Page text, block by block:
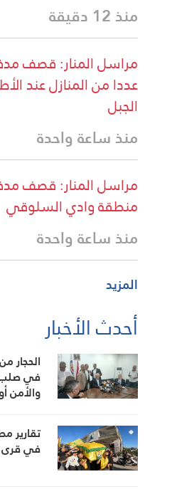
منذ 12 دقيقة
مراسل المنار: قصف
عددا من المنازل عند
الجبل
منذ ساعة واحدة
مراسل المنار: قصف
منطقة وادي السلوقي
منذ ساعة واحدة
المزيد
أحدث الأخبار
الحجار
في صلب
والأمن
تقارير
في قرى